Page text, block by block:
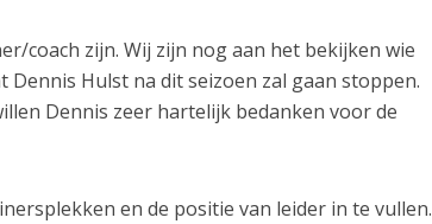
coach zijn. Wij zijn nog aan het bekijken wie
Hulst na dit seizoen zal gaan stoppen.
Dennis zeer hartelijk bedanken voor de
en de positie van leider in te vullen.